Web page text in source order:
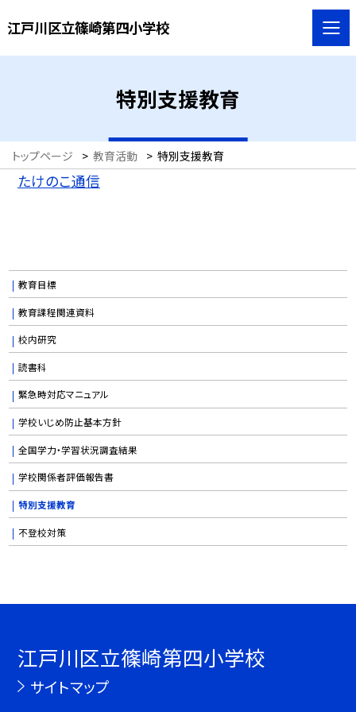
江戸川区立篠崎第四小学校
特別支援教育
トップページ > 教育活動 > 特別支援教育
たけのこ通信
教育目標
教育課程関連資料
校内研究
読書科
緊急時対応マニュアル
学校いじめ防止基本方針
全国学力・学習状況調査結果
学校関係者評価報告書
特別支援教育
不登校対策
江戸川区立篠崎第四小学校
サイトマップ